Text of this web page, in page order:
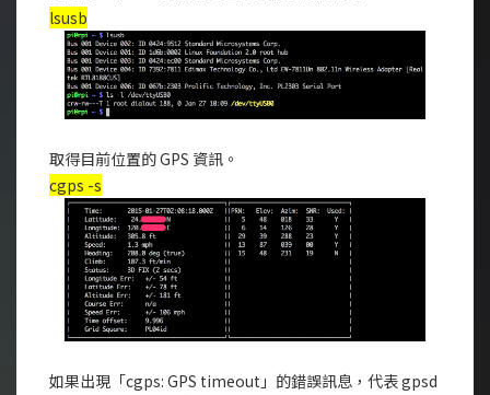
lsusb
取得目前位置的 GPS 資訊。
cgps -s
如果出現「cgps: GPS timeout」的錯誤訊息，代表 gpsd